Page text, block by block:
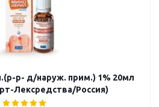
р- д/наруж. прим.) 1% 20мл
Лексредства/Россия)